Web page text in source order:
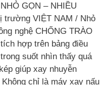
GỌN – NHIỀU
trường VIỆT NAM / Nhỏ
nghệ CHỐNG TRÀO
hợp trên bảng điều
suốt nhìn thấy quá
giúp xay nhuyễn
chỉ là máy xay nấu